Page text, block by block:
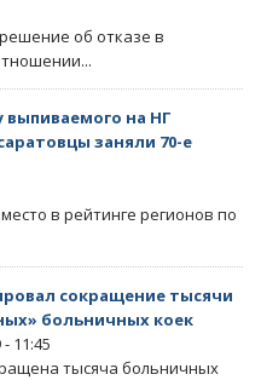
об отказе в
выпиваемого на НГ
заняли 70-е
в рейтинге регионов по
сокращение тысячи
больничных коек
11:45
тысяча больничных